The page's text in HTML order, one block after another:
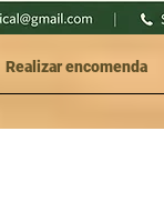
Realizar encomenda